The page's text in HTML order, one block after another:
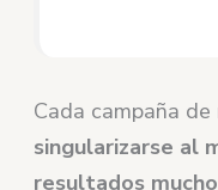
Cada campaña
singularizarse al
resultados